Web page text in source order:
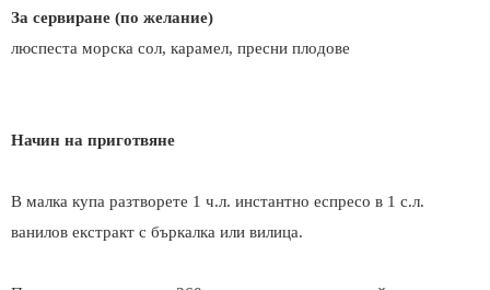
За сервиране (по желание)
люспеста морска сол, карамел, пресни плодове
Начин на приготвяне
В малка купа разтворете 1 ч.л. инстантно еспресо в 1 с.л.
ванилов екстракт с бъркалка или вилица.